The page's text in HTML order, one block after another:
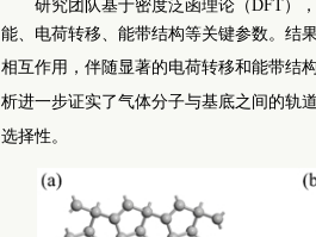
研究团队基于密度泛函理论（DFT）
能、电荷转移、能带结构等关键参数。结
相互作用，伴随显著的电荷转移和能带结
析进一步证实了气体分子与基底之间的轨
选择性。